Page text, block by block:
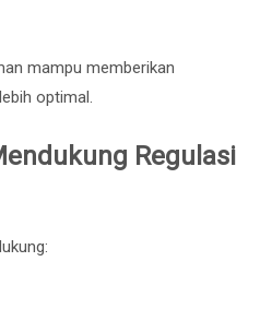
mampu memberikan
optimal.
Regulasi